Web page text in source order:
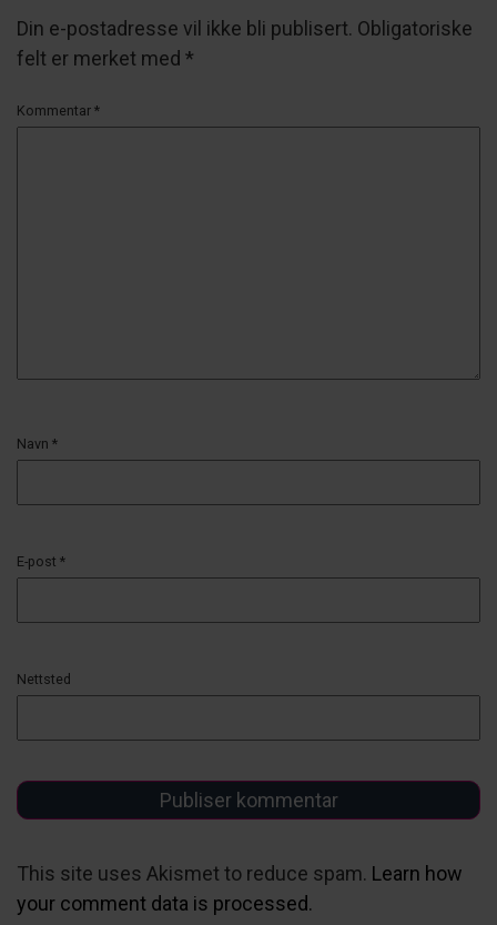
Din e-postadresse vil ikke bli publisert. Obligatoriske
felt er merket med *
Kommentar *
Navn *
E-post *
Nettsted
This site uses Akismet to reduce spam. Learn how
your comment data is processed.